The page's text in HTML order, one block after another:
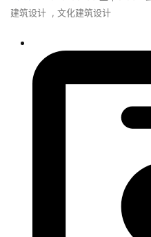
建筑设计 , 文化建筑设计